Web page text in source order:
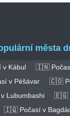
města
Kábul
🇮🇳
v Péšávar
🇨🇴
Lubumbashi
🇪🇬
🇮🇶 Počasí v